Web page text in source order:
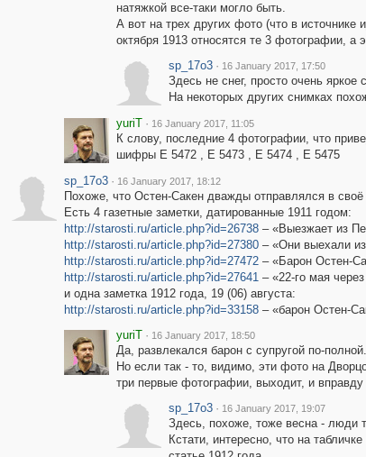
натяжкой все-таки могло быть.
А вот на трех других фото (что в
октября 1913 относятся те 3 фотографии, а
sp_17o3 · 16 January 2017, 17:50
Здесь не снег, просто очень яркое
На некоторых других снимках
yuriT · 16 January 2017, 11:05
К слову, последние 4 фотографии, что
шифры Е 5472 , Е 5473 , Е 5474 , Е 5475
sp_17o3 · 16 January 2017, 18:12
Похоже, что Остен-Сакен дважды отправлялся в своё
Есть 4 газетные заметки, датированные 1911 годом:
http://starosti.ru/article.php?id=26738– «Выезжает из
http://starosti.ru/article.php?id=27380– «Они выехали из
http://starosti.ru/article.php?id=27472– «Барон Остен-
http://starosti.ru/article.php?id=27641– «22-го мая
и одна заметка 1912 года, 19 (06) августа:
http://starosti.ru/article.php?id=33158– «барон Остен-
yuriT · 16 January 2017, 18:50
Да, развлекался барон с супругой по-полной.
Но если так - то, видимо, эти фото на
три первые фотографии, выходит, и
sp_17o3 · 16 January 2017, 19:07
Здесь, похоже, тоже весна - люди
Кстати, интересно, что на